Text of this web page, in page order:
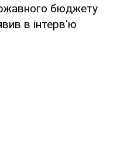
бюджету
в інтерв'ю